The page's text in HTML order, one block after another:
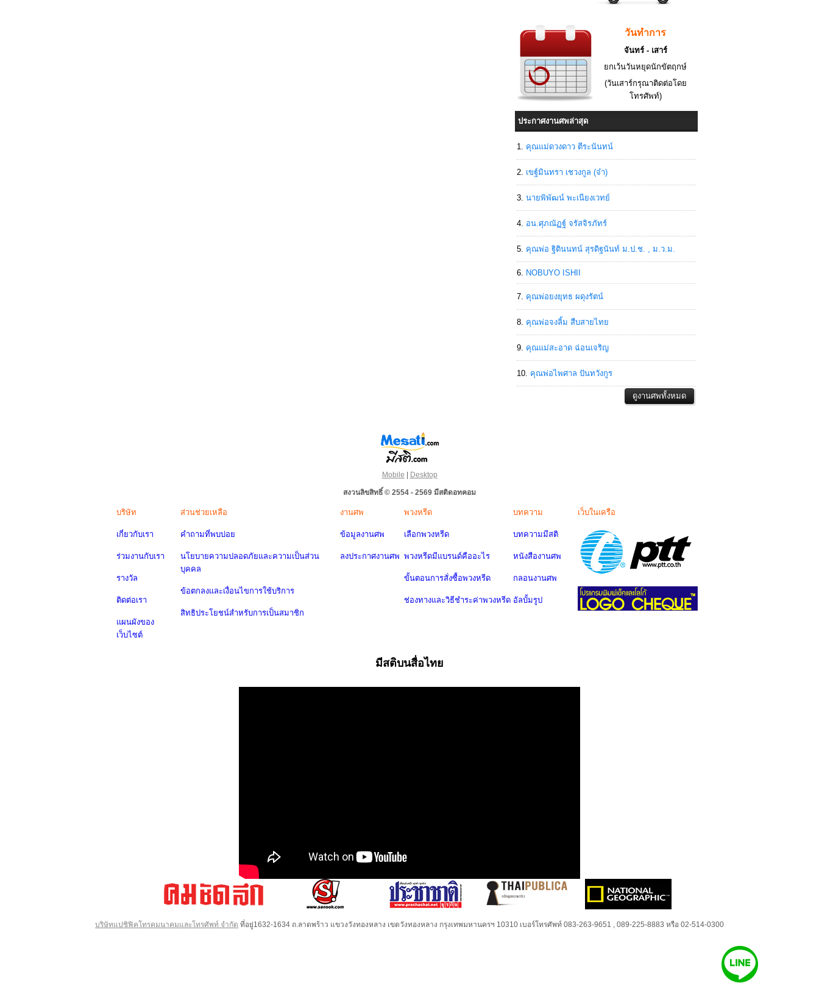
วันทำการ
จันทร์ - เสาร์
ยกเว้นวันหยุดนักขัตฤกษ์
(วันเสาร์กรุณาติดต่อโดย
โทรศัพท์)
ประกาศงานศพล่าสุด
คุณแม่ดวงดาว ตีระนันทน์
เขฐ์มินทรา เชวงกูล (จ๋า)
นายพิพัฒน์ พะเนียงเวทย์
อน.ศุภณัฏฐ์ จรัสจิรภัทร์
คุณพ่อ ฐิตินนทน์ สุรดิฐนันท์ ม.ป.ช. , ม.ว.ม.
NOBUYO ISHII
คุณพ่อยงยุทธ ผดุงรัตน์
คุณพ่อจงลิ้ม สืบสายไทย
คุณแม่สะอาด ฉ่อนเจริญ
คุณพ่อไพศาล ปันทวังกูร
Mobile | Desktop
สงวนลิขสิทธิ์ © 2554 - 2569 มีสติดอทคอม
บริษัท
เกี่ยวกับเรา
ร่วมงานกับเรา
รางวัล
ติดต่อเรา
แผนผังของ
เว็บไซต์
ส่วนช่วยเหลือ
คำถามที่พบบ่อย
นโยบายความปลอดภัยและความเป็นส่วน
บุคคล
ข้อตกลงและเงื่อนไขการใช้บริการ
สิทธิประโยชน์สำหรับการเป็นสมาชิก
งานศพ
ข้อมูลงานศพ
ลงประกาศงานศพ
พวงหรีด
เลือกพวงหรีด
พวงหรีดมีแบรนด์คืออะไร
ขั้นตอนการสั่งซื้อพวงหรีด
ช่องทางและวิธีชำระค่าพวงหรีด
บทความ
บทความมีสติ
หนังสืองานศพ
กลอนงานศพ
อัลบั้มรูป
เว็บในเครือ
มีสติบนสื่อไทย
บริษัทแปซิฟิคโทรคมนาคมและโทรศัพท์ จำกัด ที่อยู่1632-1634 ถ.ลาดพร้าว แขวงวังทองหลาง เขตวังทองหลาง กรุงเทพมหานครฯ 10310 เบอร์โทรศัพท์ 083-263-9651 , 089-225-8883 หรือ 02-514-0300